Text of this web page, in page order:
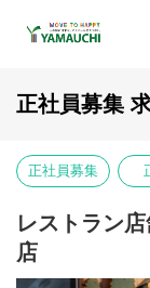
正社員募集
正社員募集
レストラン
店